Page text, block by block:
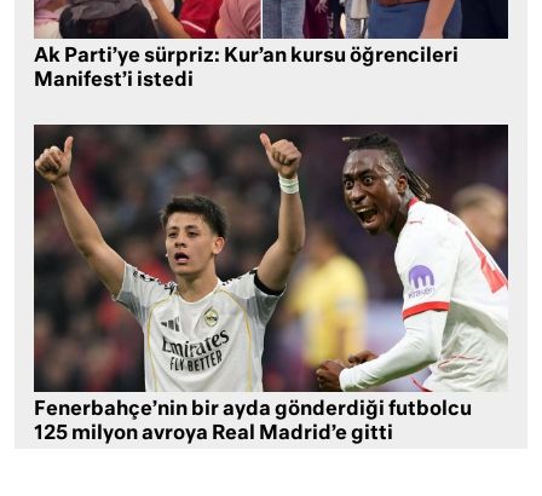
Ak Parti’ye sürpriz: Kur’an kursu öğrencileri
Manifest’i istedi
Fenerbahçe’nin bir ayda gönderdiği futbolcu
125 milyon avroya Real Madrid’e gitti